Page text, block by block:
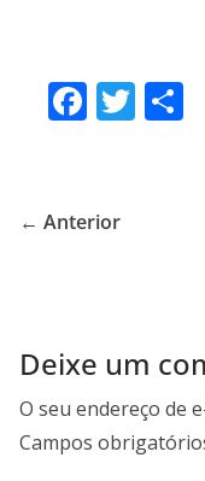
F
b
T
← Anterior
Deixe um
O seu endereço de
Campos